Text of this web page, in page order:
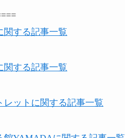
関する記事一覧
関する記事一覧
レットに関する記事一覧